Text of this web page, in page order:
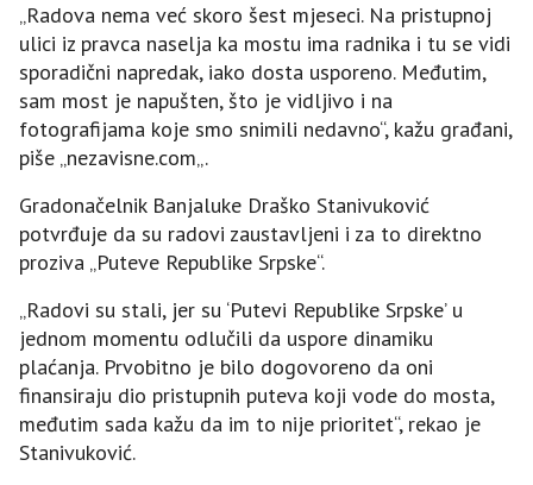
„Radova nema već skoro šest mjeseci. Na pristupnoj
ulici iz pravca naselja ka mostu ima radnika i tu se vidi
sporadični napredak, iako dosta usporeno. Međutim,
sam most je napušten, što je vidljivo i na
fotografijama koje smo snimili nedavno“, kažu građani,
piše „nezavisne.com„.
Gradonačelnik Banjaluke Draško Stanivuković
potvrđuje da su radovi zaustavljeni i za to direktno
proziva „Puteve Republike Srpske“.
„Radovi su stali, jer su ‘Putevi Republike Srpske’ u
jednom momentu odlučili da uspore dinamiku
plaćanja. Prvobitno je bilo dogovoreno da oni
finansiraju dio pristupnih puteva koji vode do mosta,
međutim sada kažu da im to nije prioritet“, rekao je
Stanivuković.